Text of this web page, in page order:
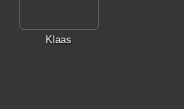
Klaas